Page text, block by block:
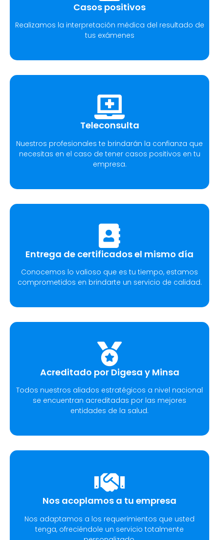
Casos positivos
Realizamos la interpretación médica del resultado de
tus exámenes
Teleconsulta
Nuestros profesionales te brindarán la confianza que
necesitas en el caso de tener casos positivos en tu
empresa.
Entrega de certificados el mismo día
Conocemos lo valioso que es tu tiempo, estamos
comprometidos en brindarte un servicio de calidad.
Acreditado por Digesa y Minsa​
Todos nuestros aliados estratégicos a nivel nacional
se encuentran acreditadas por las mejores
entidades de la salud.
Nos acoplamos a tu empresa
Nos adaptamos a los requerimientos que usted
tenga, ofreciéndole un servicio totalmente